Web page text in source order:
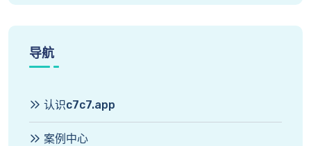
导航
认识c7c7.app
案例中心